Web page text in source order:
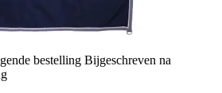
bestelling Bijgeschreven na